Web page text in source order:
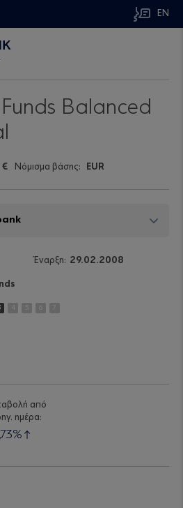
EN
Balanced
Νόμισμα βάσης: EUR
€
7
29.02.2008